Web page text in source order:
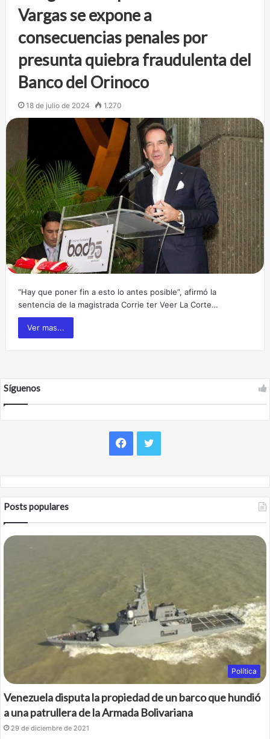
Vargas se expone a
consecuencias penales por
presunta quiebra fraudulenta del
Banco del Orinoco
18 de julio de 2024 1.270
“Hay que poner fin a esto lo antes posible”, afirmó la
sentencia de la magistrada Corrie ter Veer La Corte…
Ver mas...
Síguenos
k
Posts populares
Política
Venezuela disputa la propiedad de un barco que hundió
a una patrullera de la Armada Bolivariana
29 de diciembre de 2021